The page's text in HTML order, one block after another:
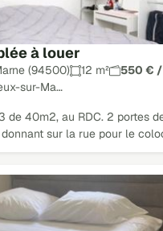
à louer
(94500) 12 m²
550 €
sur-Ma…
de 40m2, au RDC. 2 portes
sur la rue pour le